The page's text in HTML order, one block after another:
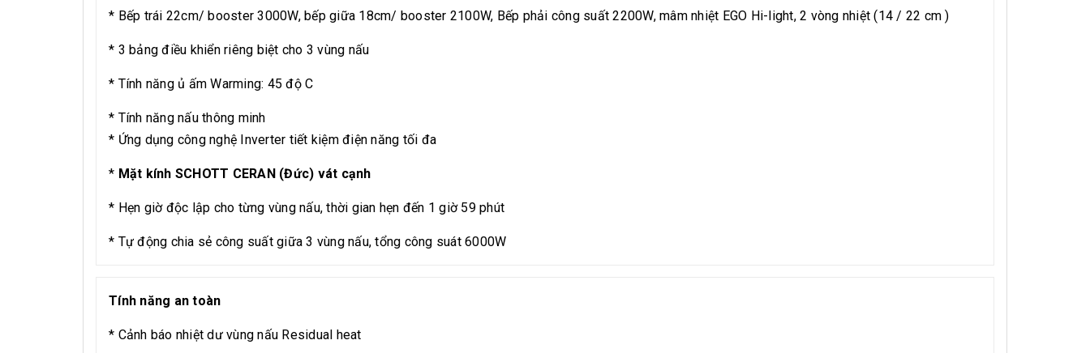
* Bếp trái 22cm/ booster 3000W, bếp giữa 18cm/ booster 2100W, Bếp phải công suất 2200W, mâm nhiệt EGO Hi-light, 2 vòng nhiệt (14 / 22 cm )
* 3 bảng điều khiển riêng biệt cho 3 vùng nấu
* Tính năng ủ ấm Warming: 45 độ C
* Tính năng nấu thông minh
* Ứng dụng công nghệ Inverter tiết kiệm điện năng tối đa
* Mặt kính SCHOTT CERAN (Đức) vát cạnh
* Hẹn giờ độc lập cho từng vùng nấu, thời gian hẹn đến 1 giờ 59 phút
* Tự động chia sẻ công suất giữa 3 vùng nấu, tổng công suát 6000W
Tính năng an toàn
* Cảnh báo nhiệt dư vùng nấu Residual heat